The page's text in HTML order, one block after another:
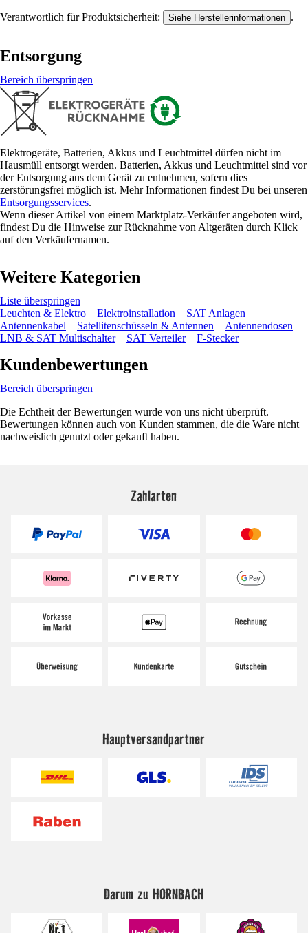
Verantwortlich für Produktsicherheit: Siehe Herstellerinformationen .
Entsorgung
Bereich überspringen
Elektrogeräte, Batterien, Akkus und Leuchtmittel dürfen nicht im
Hausmüll entsorgt werden. Batterien, Akkus und Leuchtmittel sind vor
der Entsorgung aus dem Gerät zu entnehmen, sofern dies
zerstörungsfrei möglich ist. Mehr Informationen findest Du bei unseren
Entsorgungsservices.
Wenn dieser Artikel von einem Marktplatz-Verkäufer angeboten wird,
findest Du die Hinweise zur Rücknahme von Altgeräten durch Klick
auf den Verkäufernamen.
Weitere Kategorien
Liste überspringen
Leuchten & Elektro
Elektroinstallation
SAT Anlagen
Antennenkabel
Satellitenschüsseln & Antennen
Antennendosen
LNB & SAT Multischalter
SAT Verteiler F-Stecker
Kundenbewertungen
Bereich überspringen
Die Echtheit der Bewertungen wurde von uns nicht überprüft.
Bewertungen können auch von Kunden stammen, die die Ware nicht
nachweislich genutzt oder gekauft haben.
Zahlarten
Hauptversandpartner
Darum zu HORNBACH